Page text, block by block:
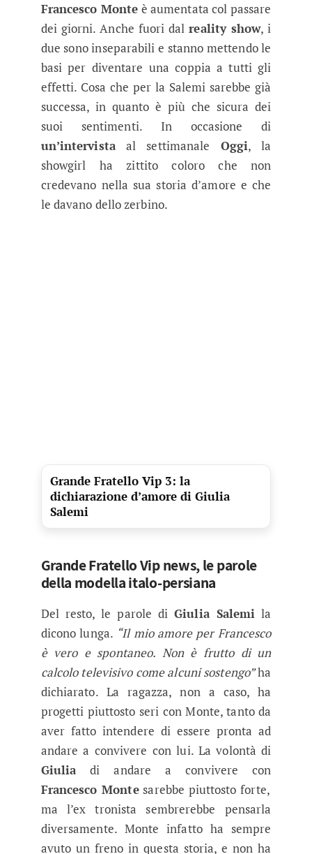
Francesco Monte è aumentata col passare
dei giorni. Anche fuori dalreality show, i
due sono inseparabili e stanno mettendo le
basi per diventare una coppia a tutti gli
effetti. Cosa che per la Salemi sarebbe già
successa, in quanto è più che sicura dei
suoi sentimenti. In occasione di
un’intervistaal settimanale Oggi, la
showgirl ha zittito coloro che non
credevano nella sua storia d’amore e che
le davano dello zerbino.
Grande Fratello Vip 3: la
dichiarazione d’amore di Giulia
Salemi
Grande Fratello Vip news, le parole
della modella italo-persiana
Del resto, le parole diGiulia Salemi la
dicono lunga. “Il mio amore per Francesco
è vero e spontaneo. Non è frutto di un
calcolo televisivo come alcuni sostengo”ha
dichiarato. La ragazza, non a caso, ha
progetti piuttosto seri con Monte, tanto da
aver fatto intendere di essere pronta ad
andare a convivere con lui. La volontà di
Giuliadi andare a convivere con
Francesco Montesarebbe piuttosto forte,
ma l’ex tronista sembrerebbe pensarla
diversamente. Monte infatto ha sempre
avuto un freno in questa storia, e non ha